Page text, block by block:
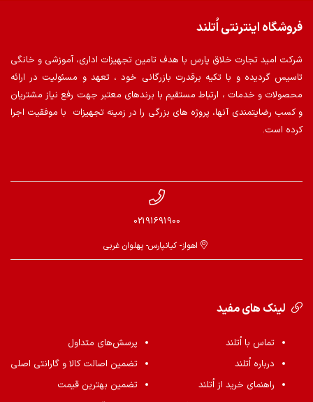
فروشگاه اینترنتی اُتلند
شرکت امید تجارت خلاق پارس با هدف تامین تجهیزات اداری، آموزشی و خانگی
تاسیس گردیده و با تکیه برقدرت بازرگانی خود ، تعهد و مسئولیت در ارائه
محصولات و خدمات ، ارتباط مستقیم با برندهای معتبر جهت رفع نیاز مشتریان
و کسب رضایتمندی آنها، پروژه های بزرگی را در زمینه تجهیزات با موفقیت اجرا
کرده است.
02191691900
اهواز- کیانپارس- پهلوان غربی
لینک های مفید
تماس با اُتلند
درباره اُتلند
راهنمای خرید از اُتلند
پرسش‌های متداول
تضمین اصالت کالا و گارانتی اصلی
تضمین بهترین قیمت